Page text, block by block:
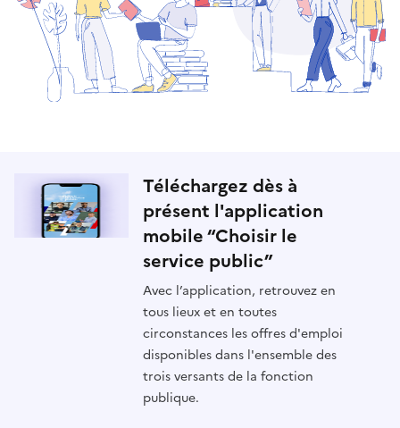
Téléchargez dès à
présent l'application
mobile “Choisir le
service public”
Avec l’application, retrouvez en
tous lieux et en toutes
circonstances les offres d'emploi
disponibles dans l'ensemble des
trois versants de la fonction
publique.